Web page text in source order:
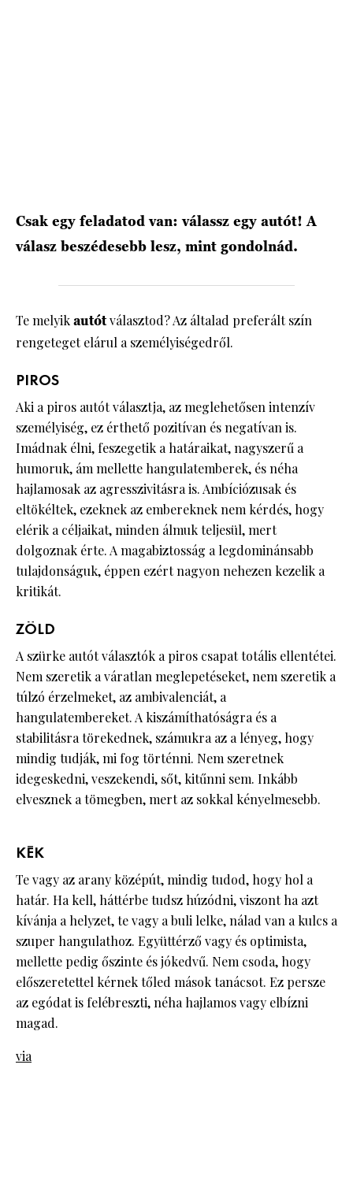
Csak egy feladatod van: válassz egy autót! A
válasz beszédesebb lesz, mint gondolnád.
Te melyikautótválasztod? Az általad preferált szín
rengeteget elárul a személyiségedről.
PIROS
Aki a piros autót választja, az meglehetősen intenzív
személyiség, ez érthető pozitívan és negatívan is.
Imádnak élni, feszegetik a határaikat, nagyszerű a
humoruk, ám mellette hangulatemberek, és néha
hajlamosak az agresszivitásra is. Ambíciózusak és
eltökéltek, ezeknek az embereknek nem kérdés, hogy
elérik a céljaikat, minden álmuk teljesül, mert
dolgoznak érte. A magabiztosság a legdominánsabb
tulajdonságuk, éppen ezért nagyon nehezen kezelik a
kritikát.
ZÖLD
A szürke autót választók a piros csapat totális ellentétei.
Nem szeretik a váratlan meglepetéseket, nem szeretik a
túlzó érzelmeket, az ambivalenciát, a
hangulatembereket. A kiszámíthatóságra és a
stabilitásra törekednek, számukra az a lényeg, hogy
mindig tudják, mi fog történni. Nem szeretnek
idegeskedni, veszekendi, sőt, kitűnni sem. Inkább
elvesznek a tömegben, mert az sokkal kényelmesebb.
KÉK
Te vagy az arany középút, mindig tudod, hogy hol a
határ. Ha kell, háttérbe tudsz húzódni, viszont ha azt
kívánja a helyzet, te vagy a buli lelke, nálad van a kulcs a
szuper hangulathoz. Együttérző vagy és optimista,
mellette pedig őszinte és jókedvű. Nem csoda, hogy
előszeretettel kérnek tőled mások tanácsot. Ez persze
az egódat is felébreszti, néha hajlamos vagy elbízni
magad.
via